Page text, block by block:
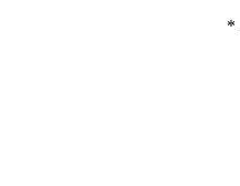
*